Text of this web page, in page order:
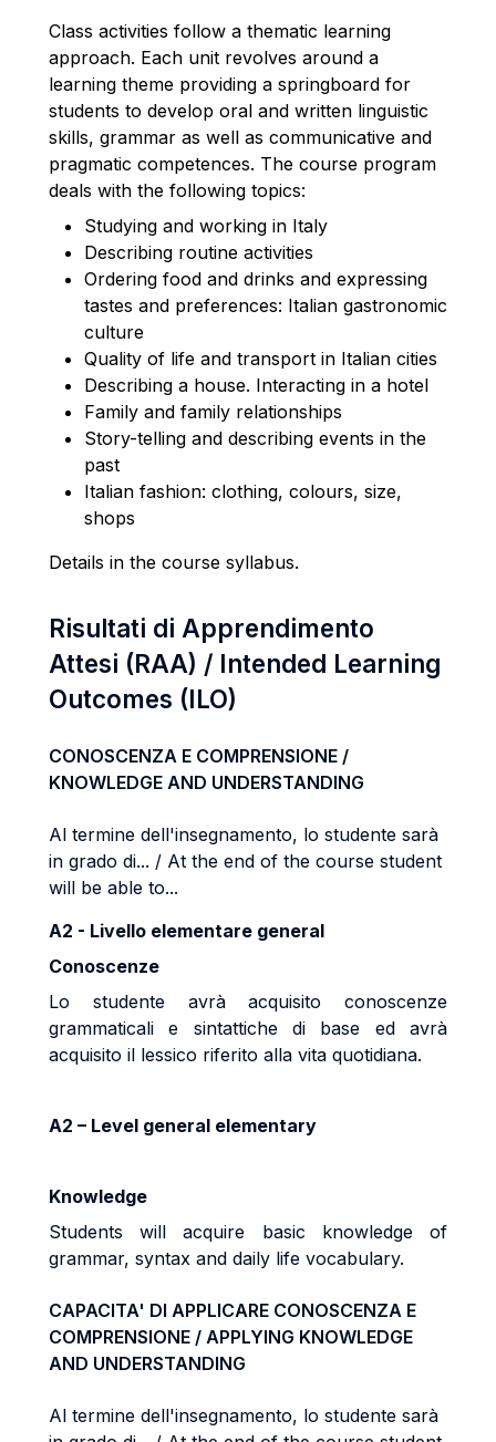
Class activities follow a thematic learning
approach. Each unit revolves around a
learning theme providing a springboard for
students to develop oral and written linguistic
skills, grammar as well as communicative and
pragmatic competences. The course program
deals with the following topics:
Studying and working in Italy
Describing routine activities
Ordering food and drinks and expressing
tastes and preferences: Italian gastronomic
culture
Quality of life and transport in Italian cities
Describing a house. Interacting in a hotel
Family and family relationships
Story-telling and describing events in the
past
Italian fashion: clothing, colours, size,
shops
Details in the course syllabus.
Risultati di Apprendimento
Attesi (RAA) / Intended Learning
Outcomes (ILO)
CONOSCENZA E COMPRENSIONE /
KNOWLEDGE AND UNDERSTANDING
Al termine dell'insegnamento, lo studente sarà
in grado di... / At the end of the course student
will be able to...
A2 - Livello elementare general
Conoscenze
Lo studente avrà acquisito conoscenze
grammaticali e sintattiche di base ed avrà
acquisito il lessico riferito alla vita quotidiana.
A2 – Level general elementary
Knowledge
Students will acquire basic knowledge of
grammar, syntax and daily life vocabulary.
CAPACITA' DI APPLICARE CONOSCENZA E
COMPRENSIONE / APPLYING KNOWLEDGE
AND UNDERSTANDING
Al termine dell'insegnamento, lo studente sarà